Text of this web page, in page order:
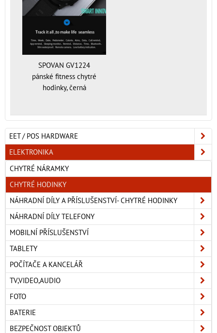
SPOVAN GV1224
pánské fitness chytré
hodinky, černá
EET / POS HARDWARE
ELEKTRONIKA
CHYTRÉ NÁRAMKY
CHYTRÉ HODINKY
NÁHRADNÍ DÍLY A PŘÍSLUŠENSTVÍ- CHYTRÉ HODINKY
NÁHRADNÍ DÍLY TELEFONY
MOBILNÍ PŘÍSLUŠENSTVÍ
TABLETY
POČÍTAČE A KANCELÁŘ
TV,VIDEO,AUDIO
FOTO
BATERIE
BEZPEČNOST OBJEKTŮ